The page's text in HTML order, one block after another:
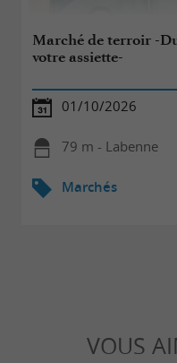
Marché de terroir -
votre assiette-
01/10/2026
79 m - Labenne
Marchés
VOUS